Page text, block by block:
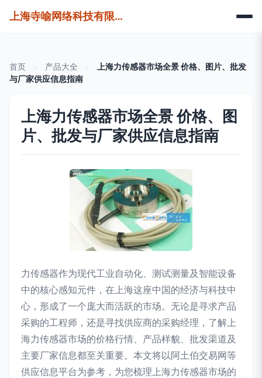
上海寺喻网络科技有限公司
首页 产品大全
上海力传感器市场全景 价格、图片、批发
与厂家供应信息指南
上海力传感器市场全景 价格、图
片、批发与厂家供应信息指南
力传感器作为现代工业自动化、测试测量及智能设备
中的核心感知元件，在上海这座中国的经济与科技中
心，形成了一个庞大而活跃的市场。无论是寻求产品
采购的工程师，还是寻找供应商的采购经理，了解上
海力传感器市场的价格行情、产品样貌、批发渠道及
主要厂家信息都至关重要。本文将以阿土伯交易网等
供应信息平台为参考，为您梳理上海力传感器市场的